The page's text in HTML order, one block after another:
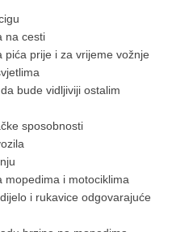
na cesti
pića prije i za vrijeme vožnje
bude vidljiviji ostalim
sposobnosti
mopedima i motociklima
i rukavice odgovarajuće